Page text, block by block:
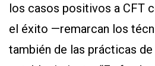
los casos positivos a CFT
el éxito —remarcan los
también de las prácticas